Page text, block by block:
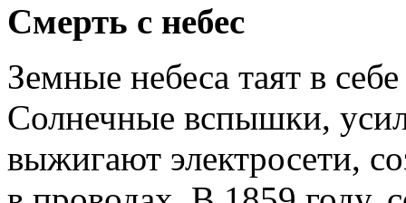
Смерть с небес
Земные небеса таят в
Солнечные вспышки,
выжигают электросети,